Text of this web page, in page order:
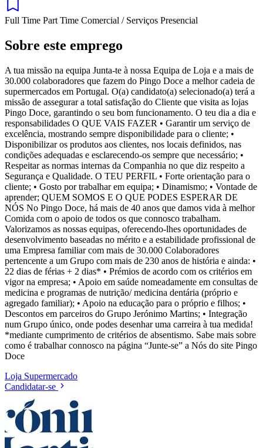
Full Time Part Time Comercial / Serviços Presencial
Sobre este emprego
A tua missão na equipa Junta-te à nossa Equipa de Loja e a mais de
30.000 colaboradores que fazem do Pingo Doce a melhor cadeia de
supermercados em Portugal. O(a) candidato(a) selecionado(a) terá a
missão de assegurar a total satisfação do Cliente que visita as lojas
Pingo Doce, garantindo o seu bom funcionamento. O teu dia a dia e
responsabilidades O QUE VAIS FAZER • Garantir um serviço de
excelência, mostrando sempre disponibilidade para o cliente; •
Disponibilizar os produtos aos clientes, nos locais definidos, nas
condições adequadas e esclarecendo-os sempre que necessário; •
Respeitar as normas internas da Companhia no que diz respeito a
Segurança e Qualidade. O TEU PERFIL • Forte orientação para o
cliente; • Gosto por trabalhar em equipa; • Dinamismo; • Vontade de
aprender; QUEM SOMOS E O QUE PODES ESPERAR DE
NÓS No Pingo Doce, há mais de 40 anos que damos vida à melhor
Comida com o apoio de todos os que connosco trabalham.
Valorizamos as nossas equipas, oferecendo-lhes oportunidades de
desenvolvimento baseadas no mérito e a estabilidade profissional de
uma Empresa familiar com mais de 30.000 Colaboradores
pertencente a um Grupo com mais de 230 anos de história e ainda: •
22 dias de férias + 2 dias* • Prémios de acordo com os critérios em
vigor na empresa; • Apoio em saúde nomeadamente em consultas de
medicina e programas de nutrição/ medicina dentária (próprio e
agregado familiar); • Apoio na educação para o próprio e filhos; •
Descontos em parceiros do Grupo Jerónimo Martins; • Integração
num Grupo único, onde podes desenhar uma carreira à tua medida!
*mediante cumprimento de critérios de absentismo. Sabe mais sobre
como é trabalhar connosco na página “Junte-se” a Nós do site Pingo
Doce
Loja Supermercado
Candidatar-se